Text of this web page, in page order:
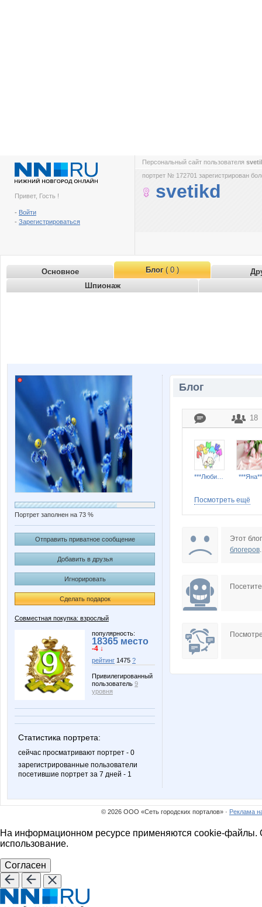
Привет, Гость !
- Войти
- Зарегистрироваться
Персональный сайт пользователя
портрет № 172701 зарегистрирован
svetikd
Основное Блог( 0 )
Шпионаж
Портрет заполнен на 73 %
Отправить приватное сообщение
Добавить в друзья
Игнорировать
Сделать подарок
Совместная покупка: взрослый
популярность:
18365 место
-4 ↓
рейтинг 1475 ?
Привилегированный
пользователь 9
уровня
Статистика портрета:
сейчас просматривают портрет - 0
зарегистрированные пользователи
посетившие портрет за 7 дней - 1
Блог
18
KateHok
Melle Miledy
Посмотреть ещё
Этот
блогеров.
© 2026 ООО «Сеть городских порталов» · Реклама
На информационном ресурсе применяются cookie-файлы.
использование.
Согласен